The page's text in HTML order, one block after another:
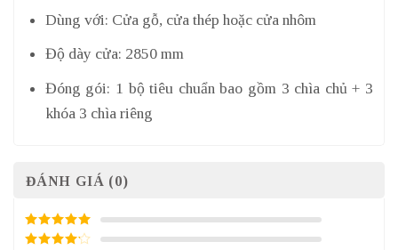
Dùng với: Cửa gỗ, cửa thép hoặc cửa nhôm
Độ dày cửa: 2850 mm
Đóng gói: 1 bộ tiêu chuẩn bao gồm 3 chìa chủ + 3
khóa 3 chìa riêng
ĐÁNH GIÁ (0)
5/ 5 điểm